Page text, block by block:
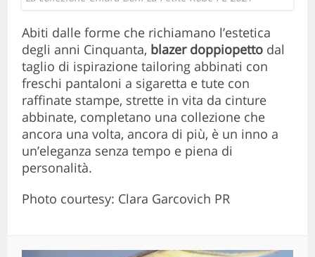
Abiti dalle forme che richiamano l’estetica
degli anni Cinquanta, blazer doppiopetto dal
taglio di ispirazione tailoring abbinati con
freschi pantaloni a sigaretta e tute con
raffinate stampe, strette in vita da cinture
abbinate, completano una collezione che
ancora una volta, ancora di più, è un inno a
un’eleganza senza tempo e piena di
personalità.
Photo courtesy: Clara Garcovich PR